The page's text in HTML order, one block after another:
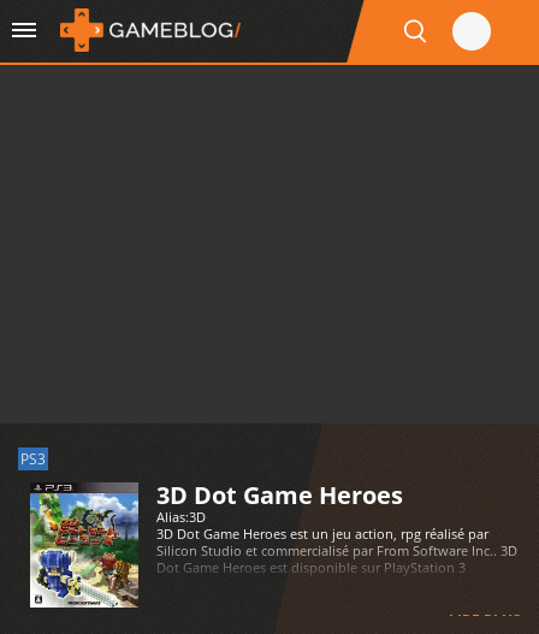
PS3
3D Dot Game Heroes
Alias:3D
3D Dot Game Heroes est un jeu action, rpg réalisé par
Silicon Studio et commercialisé par From Software Inc.. 3D
Dot Game Heroes est disponible sur PlayStation 3
LIRE PLUS